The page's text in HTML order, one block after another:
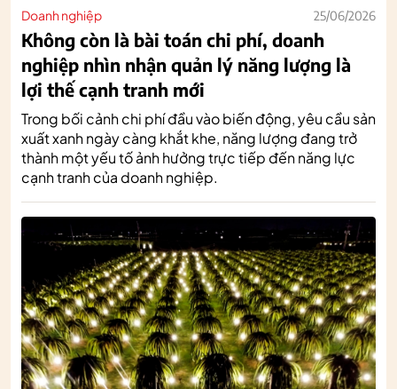
Doanh nghiệp 25/06/2026
Không còn là bài toán chi phí, doanh
nghiệp nhìn nhận quản lý năng lượng là
lợi thế cạnh tranh mới
Trong bối cảnh chi phí đầu vào biến động, yêu cầu sản
xuất xanh ngày càng khắt khe, năng lượng đang trở
thành một yếu tố ảnh hưởng trực tiếp đến năng lực
cạnh tranh của doanh nghiệp.